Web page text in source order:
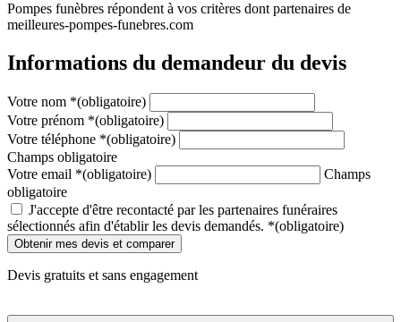
Pompes funèbres répondent à vos critères dont partenaires de
meilleures-pompes-funebres.com
Informations du demandeur du devis
Votre nom *(obligatoire)
Votre prénom *(obligatoire)
Votre téléphone *(obligatoire)
Champs obligatoire
Votre email *(obligatoire)
Champs
obligatoire
J'accepte d'être recontacté par les partenaires funéraires
sélectionnés afin d'établir les devis demandés. *(obligatoire)
Devis gratuits et sans engagement